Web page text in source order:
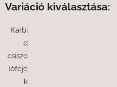
Variáció kiválasztása:
Karbi
d
csiszo
lófeje
k